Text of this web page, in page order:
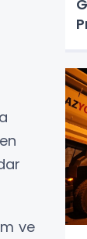
ve